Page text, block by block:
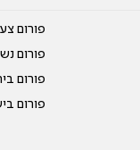
פורום
פורום
פורום
פורום